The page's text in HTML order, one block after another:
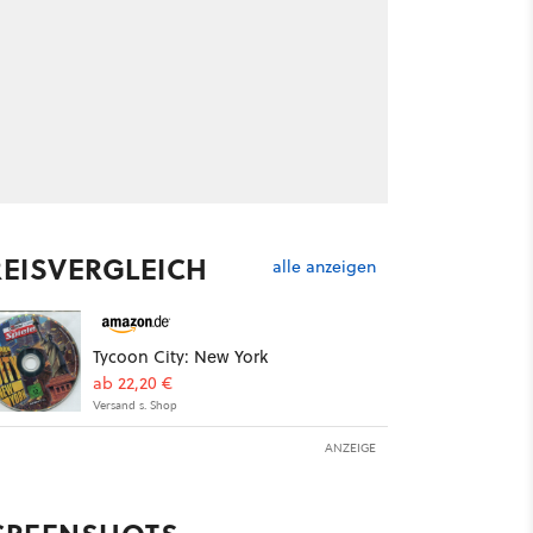
alle anzeigen
Tycoon City: New York
ab 22,20 €
Versand s. Shop
ANZEIGE